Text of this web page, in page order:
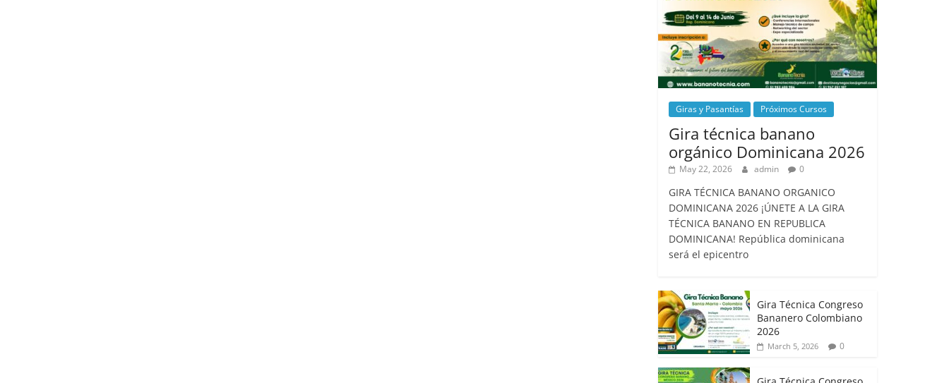
Giras y Pasantías Próximos Cursos
Gira técnica banano
orgánico Dominicana 2026
May 22, 2026 admin 0
GIRA TÉCNICA BANANO ORGANICO
DOMINICANA 2026 ¡ÚNETE A LA GIRA
TÉCNICA BANANO EN REPUBLICA
DOMINICANA! República dominicana
será el epicentro
Gira Técnica Congreso
Bananero Colombiano
2026
March 5, 2026 0